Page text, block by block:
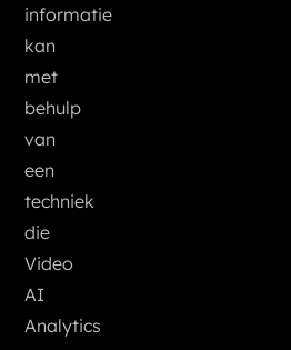
informatie
kan
met
behulp
van
een
techniek
die
Video
AI
Analytics